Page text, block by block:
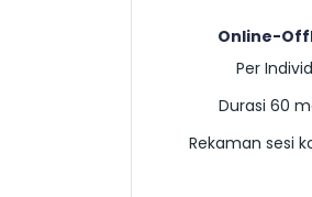
Online-
Per
Durasi 60
Rekaman sesi